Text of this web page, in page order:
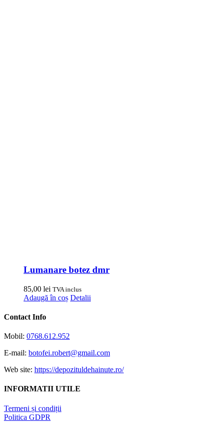
Lumanare botez dmr
85,00 lei TVA inclus
Adaugă în coș Detalii
Contact Info
Mobil: 0768.612.952
E-mail: botofei.robert@gmail.com
Web site: https://depozituldehainute.ro/
INFORMATII UTILE
Termeni și condiții
Politica GDPR